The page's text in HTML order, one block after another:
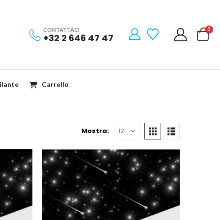
CONTATTACI
+32 2 646 47 47
0
Carrello
Mostra: